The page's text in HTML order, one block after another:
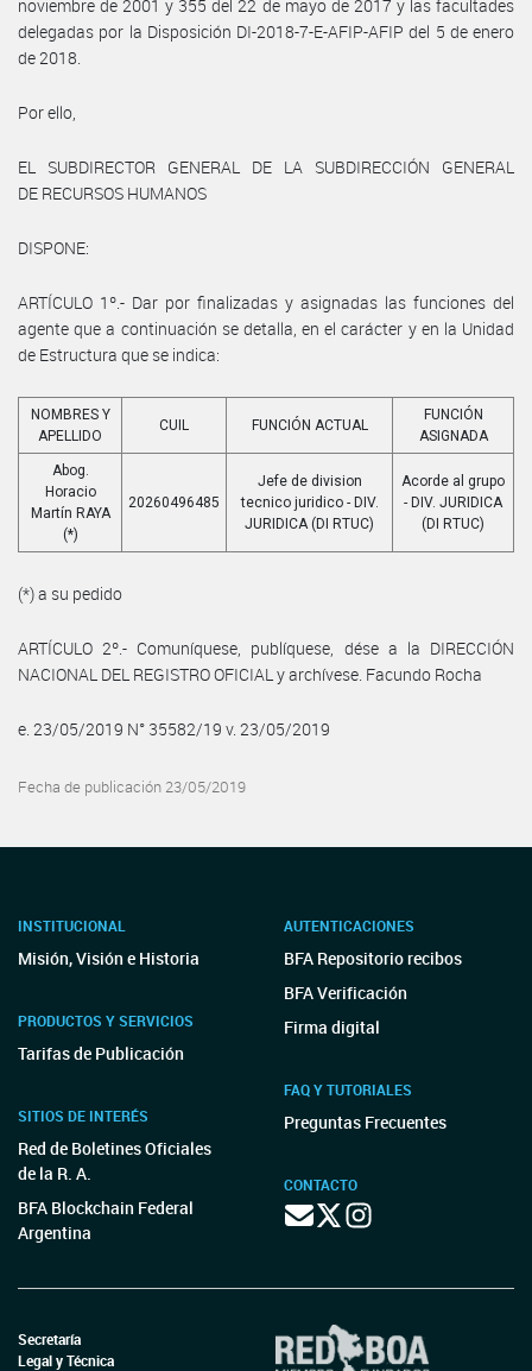
noviembre de 2001 y 355 del 22 de mayo de 2017 y las facultades
delegadas por la Disposición DI-2018-7-E-AFIP-AFIP del 5 de enero
de 2018.
Por ello,
EL SUBDIRECTOR GENERAL DE LA SUBDIRECCIÓN GENERAL
DE RECURSOS HUMANOS
DISPONE:
ARTÍCULO 1º.- Dar por finalizadas y asignadas las funciones del
agente que a continuación se detalla, en el carácter y en la Unidad
de Estructura que se indica:
NOMBRES Y
APELLIDO
CUIL FUNCIÓN ACTUAL
FUNCIÓN
ASIGNADA
Abog.
Horacio
Martín RAYA
(*)
20260496485
Jefe de division
tecnico juridico - DIV.
JURIDICA (DI RTUC)
Acorde al grupo
- DIV. JURIDICA
(DI RTUC)
(*) a su pedido
ARTÍCULO 2º.- Comuníquese, publíquese, dése a la DIRECCIÓN
NACIONAL DEL REGISTRO OFICIAL y archívese. Facundo Rocha
e. 23/05/2019 N° 35582/19 v. 23/05/2019
Fecha de publicación 23/05/2019
INSTITUCIONAL
Misión, Visión e Historia
PRODUCTOS Y SERVICIOS
Tarifas de Publicación
SITIOS DE INTERÉS
Red de Boletines Oficiales
de la R. A.
BFA Blockchain Federal
Argentina
AUTENTICACIONES
BFA Repositorio recibos
BFA Verificación
Firma digital
FAQ Y TUTORIALES
Preguntas Frecuentes
CONTACTO
Secretaría
Legal y Técnica